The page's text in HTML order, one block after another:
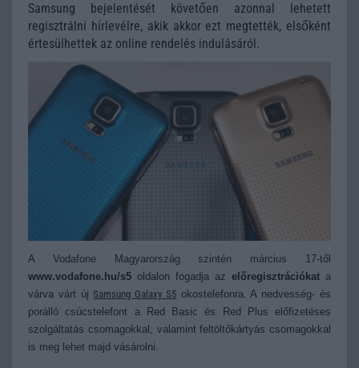
Samsung bejelentését követően azonnal lehetett
regisztrálni hírlevélre, akik akkor ezt megtették, elsőként
értesülhettek az online rendelés indulásáról.
A Vodafone Magyarország szintén március 17-től
www.vodafone.hu/s5 oldalon fogadja az előregisztrációkat a
várva várt új Samsung Galaxy S5okostelefonra.A nedvesség- és
porálló csúcstelefont a Red Basic és Red Plus előfizetéses
szolgáltatás csomagokkal, valamint feltöltőkártyás csomagokkal
is meg lehet majd vásárolni.